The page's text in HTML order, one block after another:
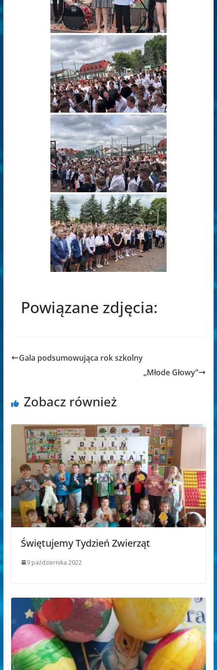
Powiązane zdjęcia:
Gala podsumowująca rok szkolny
„Młode Głowy”
Zobacz również
Świętujemy Tydzień Zwierząt
9 października 2022